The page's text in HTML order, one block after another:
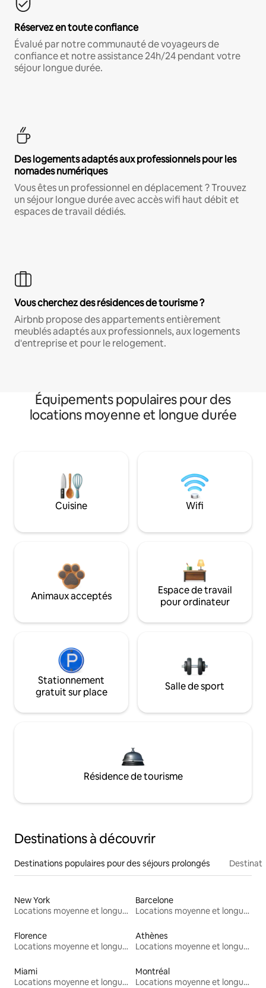
Réservez en toute confiance
Évalué par notre communauté de voyageurs de
confiance et notre assistance 24h/24 pendant votre
séjour longue durée.
Des logements adaptés aux professionnels pour les
nomades numériques
Vous êtes un professionnel en déplacement ? Trouvez
un séjour longue durée avec accès wifi haut débit et
espaces de travail dédiés.
Vous cherchez des résidences de tourisme ?
Airbnb propose des appartements entièrement
meublés adaptés aux professionnels, aux logements
d'entreprise et pour le relogement.
Équipements populaires pour des
locations moyenne et longue durée
Cuisine Wifi
Animaux acceptés
Espace de travail
pour ordinateur
Stationnement
gratuit sur place
Salle de sport
Résidence de tourisme
Destinations à découvrir
Destinations populaires pour des séjours prolongés
New York
Locations moyenne et longue durée
Barcelone
Locations moyenne et longue durée
Florence
Locations moyenne et longue durée
Athènes
Locations moyenne et longue durée
Miami
Locations moyenne et longue durée
Montréal
Locations moyenne et longue durée